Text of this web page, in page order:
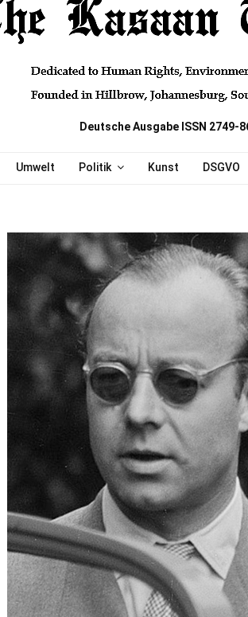
Deutsche Ausgabe ISSN 2749-
Umwelt Politik Kunst DSGVO